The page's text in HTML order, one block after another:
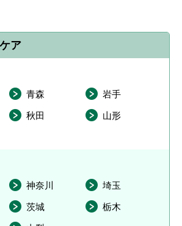
ア
青森 岩手
秋田 山形
神奈川 埼玉
茨城 栃木